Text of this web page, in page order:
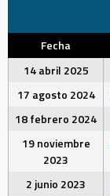
Fecha
14 abril 2025
17 agosto 2024
18 febrero 2024
19 noviembre
2023
2 junio 2023